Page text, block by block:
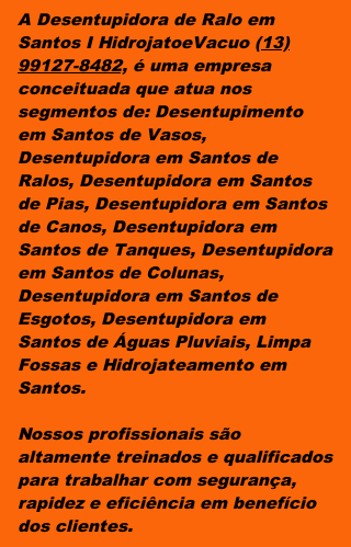
A Desentupidora de Ralo em
Santos I HidrojatoeVacuo (13)
99127-8482, é uma empresa
conceituada que atua nos
segmentos de: Desentupimento
em Santos de Vasos,
Desentupidora em Santos de
Ralos, Desentupidora em Santos
de Pias, Desentupidora em Santos
de Canos, Desentupidora em
Santos de Tanques, Desentupidora
em Santos de Colunas,
Desentupidora em Santos de
Esgotos, Desentupidora em
Santos de Águas Pluviais, Limpa
Fossas e Hidrojateamento em
Santos.
Nossos profissionais são
altamente treinados e qualificados
para trabalhar com segurança,
rapidez e eficiência em benefício
dos clientes.